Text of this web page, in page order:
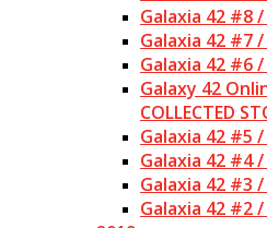
Galaxia 42 #8
Galaxia 42 #7
Galaxia 42 #6
Galaxy 42
COLLECTED
Galaxia 42 #5
Galaxia 42 #4
Galaxia 42 #3
Galaxia 42 #2